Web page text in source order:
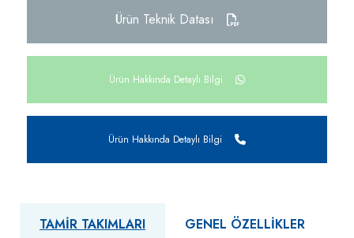
Ürün Teknik Datası
Ürün Hakkında Detaylı Bilgi
Ürün Hakkında Detaylı Bilgi
TAMIR TAKIMLARI GENEL ÖZELLIKLER